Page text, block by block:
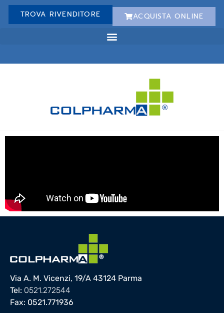
TROVA RIVENDITORE ACQUISTA ONLINE
Via A. M. Vicenzi, 19/A 43124 Parma
Tel: 0521.272544
Fax: 0521.771936